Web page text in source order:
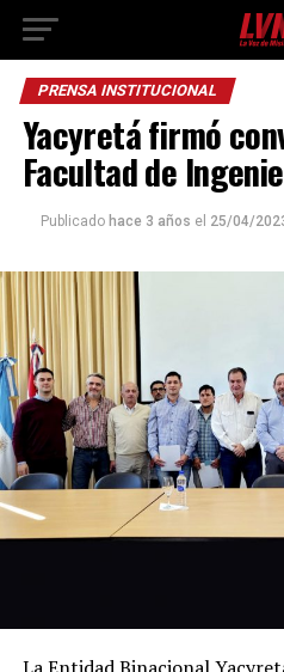
PRENSA INSTITUCIONAL
Yacyretá firmó
Facultad de
Publicado hace 3 años el 25/04/